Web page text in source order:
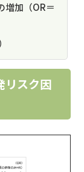
増加（OR＝
リスク因